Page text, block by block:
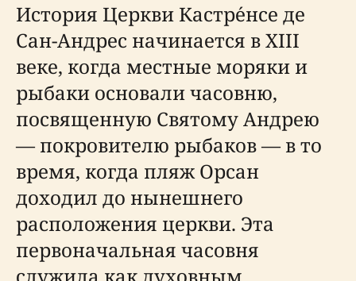
История Церкви Кастре́нсе де
Сан-Андрес начинается в XIII
веке, когда местные моряки и
рыбаки основали часовню,
посвященную Святому Андрею
— покровителю рыбаков — в то
время, когда пляж Орсан
доходил до нынешнего
расположения церкви. Эта
первоначальная часовня